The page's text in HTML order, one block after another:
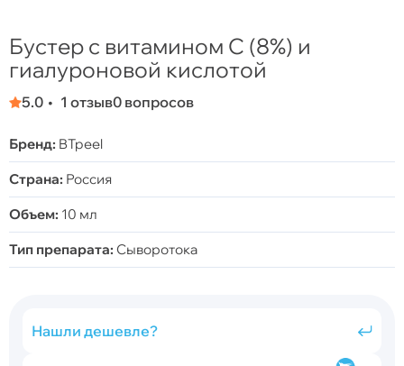
Бустер с витамином С (8%) и
гиалуроновой кислотой
5.0 1 отзыв0 вопросов
Бренд: BTpeel
Страна: Россия
Объем: 10 мл
Тип препарата: Сыворотока
Нашли дешевле?